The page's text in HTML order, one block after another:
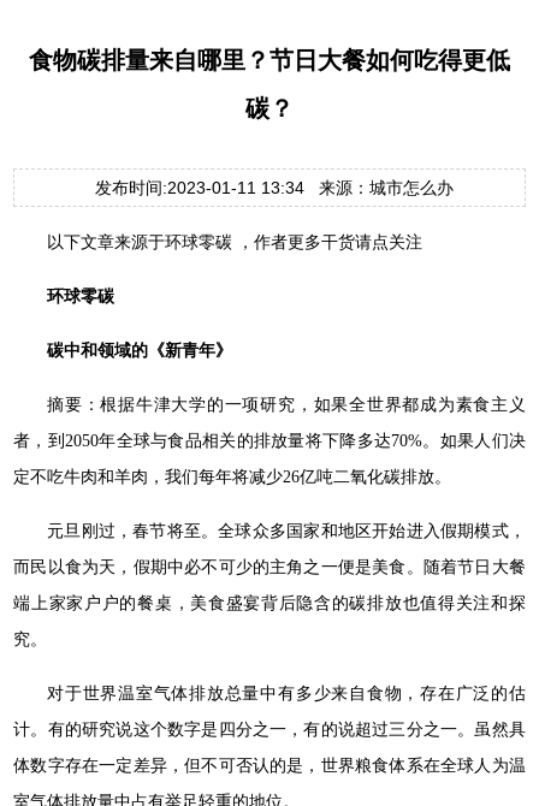
食物碳排量来自哪里？节日大餐如何吃得更低
碳？
发布时间:2023-01-11 13:34 来源：城市怎么办
以下文章来源于环球零碳 ，作者更多干货请点关注
环球零碳
碳中和领域的《新青年》
摘要：根据牛津大学的一项研究，如果全世界都成为素食主义
者，到2050年全球与食品相关的排放量将下降多达70%。如果人们决
定不吃牛肉和羊肉，我们每年将减少26亿吨二氧化碳排放。
元旦刚过，春节将至。全球众多国家和地区开始进入假期模式，
而民以食为天，假期中必不可少的主角之一便是美食。随着节日大餐
端上家家户户的餐桌，美食盛宴背后隐含的碳排放也值得关注和探
究。
对于世界温室气体排放总量中有多少来自食物，存在广泛的估
计。有的研究说这个数字是四分之一，有的说超过三分之一。虽然具
体数字存在一定差异，但不可否认的是，世界粮食体系在全球人为温
室气体排放量中占有举足轻重的地位。